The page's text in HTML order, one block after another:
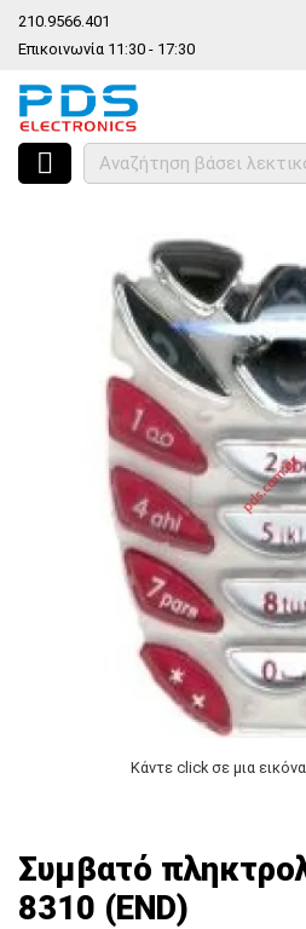
210.9566.401
Επικοινωνία 11:30 - 17:30
HOME Συμβατό
Κάντε click σε μια
Συμβατό
8310 (END)